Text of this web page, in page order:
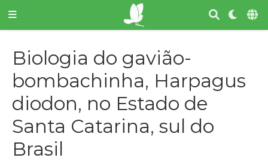
Biologia do gavião-
bombachinha, Harpagus
diodon, no Estado de
Santa Catarina, sul do
Brasil